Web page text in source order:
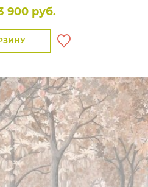
900 руб.